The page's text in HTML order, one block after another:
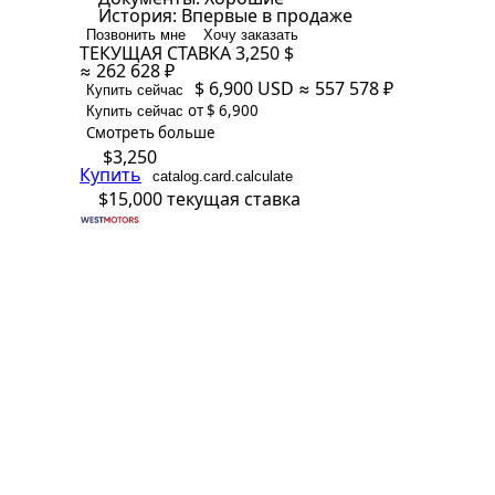
История: Впервые в продаже
Позвонить мне Хочу заказать
ТЕКУЩАЯ СТАВКА3,250 $
≈ 262 628 ₽
Купить сейчас $ 6,900 USD ≈ 557 578 ₽
Купить сейчас от $ 6,900
Смотреть больше
$3,250
Купить catalog.card.calculate
$15,000текущая ставка